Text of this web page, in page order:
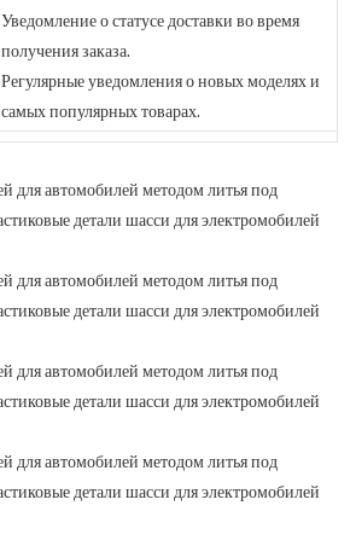
Уведомление о статусе доставки во время
получения заказа.
Регулярные уведомления о новых моделях и
самых популярных товарах.